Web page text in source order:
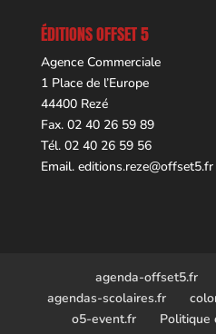
ÉDITIONS OFFSET 5
Agence Commerciale
1 Place de l’Europe
44400 Rezé
Fax. 02 40 26 59 89
Tél. 02 40 26 59 56
Email. editions.reze@offset5.fr
agenda-offset5.fr
agendas-scolaires.fr
o5-event.fr
Politique